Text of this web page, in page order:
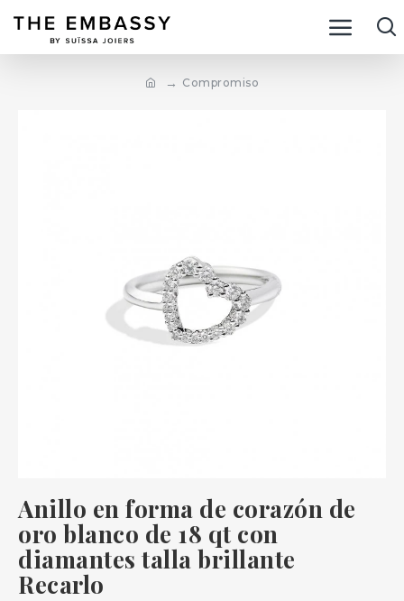
Compromiso
Anillo en forma de corazón de
oro blanco de 18 qt con
diamantes talla brillante
Recarlo